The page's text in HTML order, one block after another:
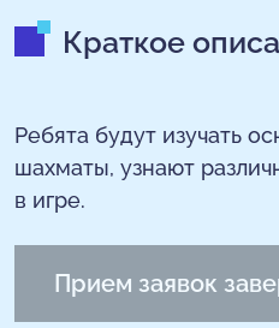
Краткое
Ребята будут изучать
шахматы, узнают
в игре.
Прием заявок